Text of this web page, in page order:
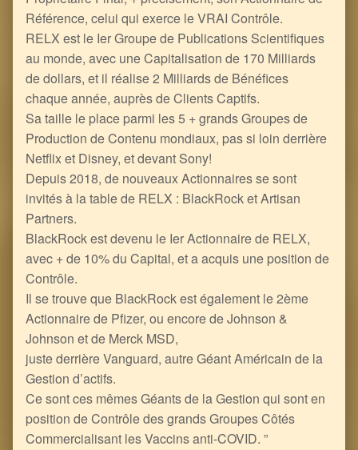
Référence, celui qui exerce le VRAI Contrôle.
RELX est le Ier Groupe de Publications Scientifiques
au monde, avec une Capitalisation de 170 Milliards
de dollars, et il réalise 2 Milliards de Bénéfices
chaque année, auprès de Clients Captifs.
Sa taille le place parmi les 5 + grands Groupes de
Production de Contenu mondiaux, pas si loin derrière
Netflix et Disney, et devant Sony!
Depuis 2018, de nouveaux Actionnaires se sont
invités à la table de RELX : BlackRock et Artisan
Partners.
BlackRock est devenu le Ier Actionnaire de RELX,
avec + de 10% du Capital, et a acquis une position de
Contrôle.
Il se trouve que BlackRock est également le 2ème
Actionnaire de Pfizer, ou encore de Johnson &
Johnson et de Merck MSD,
juste derrière Vanguard, autre Géant Américain de la
Gestion d’actifs.
Ce sont ces mêmes Géants de la Gestion qui sont en
position de Contrôle des grands Groupes Côtés
Commercialisant les Vaccins anti-COVID. ”